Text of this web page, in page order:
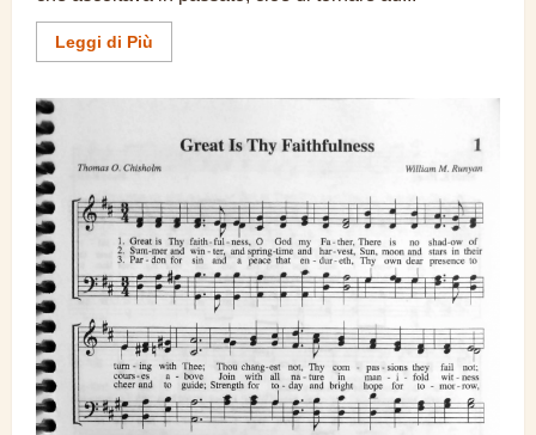
Leggi di Più
informazioni
che
ascoltava
passato